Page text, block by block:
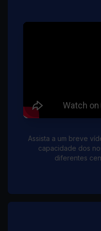
Assista a um breve
capacidade dos
diferentes